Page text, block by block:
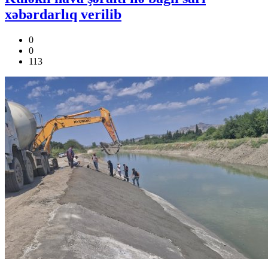
xəbərdarlıq verilib
0
0
113